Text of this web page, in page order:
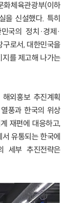
화체육관광부(이하
을 신설했다. 특히
국의 정치·경제·
로서, 대한민국을
를 제고해 나가는
외홍보 추진계획
풍과 한국의 위상
재편에 대응하고,
유통되는 한국에
세부 추진전략은